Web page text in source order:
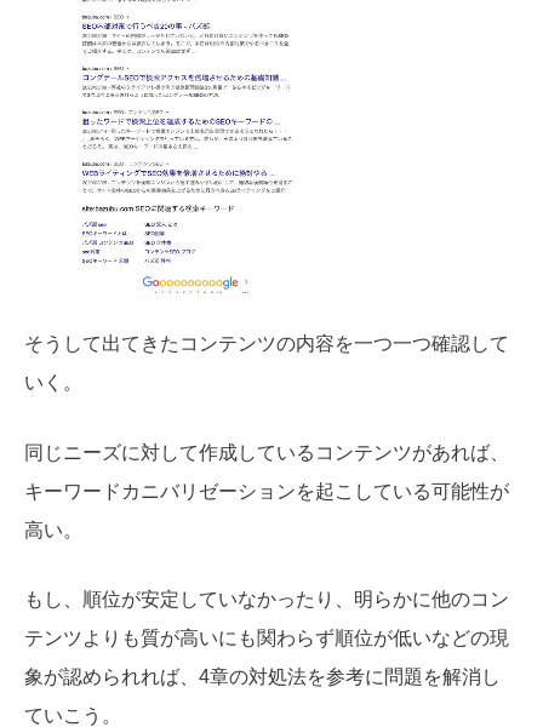
そうして出てきたコンテンツの内容を一つ一つ確認して
いく。
同じニーズに対して作成しているコンテンツがあれば、
キーワードカニバリゼーションを起こしている可能性が
高い。
もし、順位が安定していなかったり、明らかに他のコン
テンツよりも質が高いにも関わらず順位が低いなどの現
象が認められれば、4章の対処法を参考に問題を解消し
ていこう。